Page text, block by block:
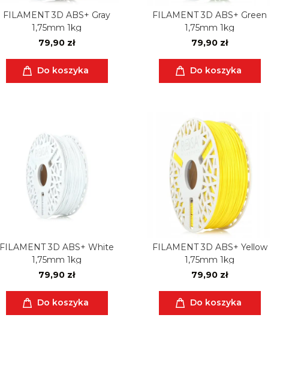
FILAMENT 3D ABS+ Gray
1,75mm 1kg
79,90 zł
Do koszyka
FILAMENT 3D ABS+ Green
1,75mm 1kg
79,90 zł
Do koszyka
FILAMENT 3D ABS+ White
1,75mm 1kg
79,90 zł
Do koszyka
FILAMENT 3D ABS+ Yellow
1,75mm 1kg
79,90 zł
Do koszyka